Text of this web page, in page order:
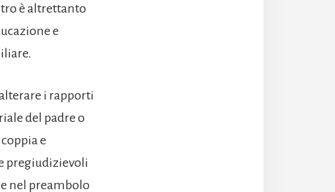
è altrettanto
e
i rapporti
del padre o
e
pregiudizievoli
nel preambolo